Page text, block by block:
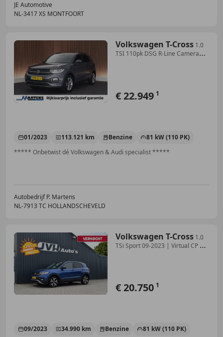
JE Automotive
NL-3417 XS MONTFOORT
Volkswagen T-Cross 1.0
TSI 110pk DSG R-Line Camera
€ 22.949 1
01/2023 113.121 km Benzine
81 kW (110 PK)
***** Onbetwist dé Volkswagen & Audi specialist *****
Autobedrijf P. Martens
NL-7913 TC HOLLANDSCHEVELD
Volkswagen T-Cross 1.0
TSi Sport 09-2023 | Virtual CP |
€ 20.750 1
09/2023 34.990 km Benzine
81 kW (110 PK)